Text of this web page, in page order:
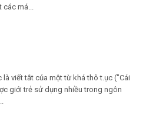
các má...
là viết tắt của một từ khá thô t.ục ("Cái
giới trẻ sử dụng nhiều trong ngôn